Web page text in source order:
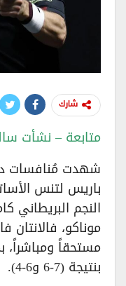
شارك
متابعة – نشأت
شهدت مُنافسات
باريس لتنس
النجم البريطاني
موناكو، فالانتان
مستحقاً ومباشراً،
بنتيجة (7-6 و6-4).